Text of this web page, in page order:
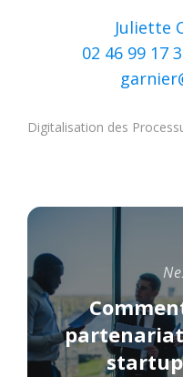
Juliette
02 46 99 17
Digitalisation des